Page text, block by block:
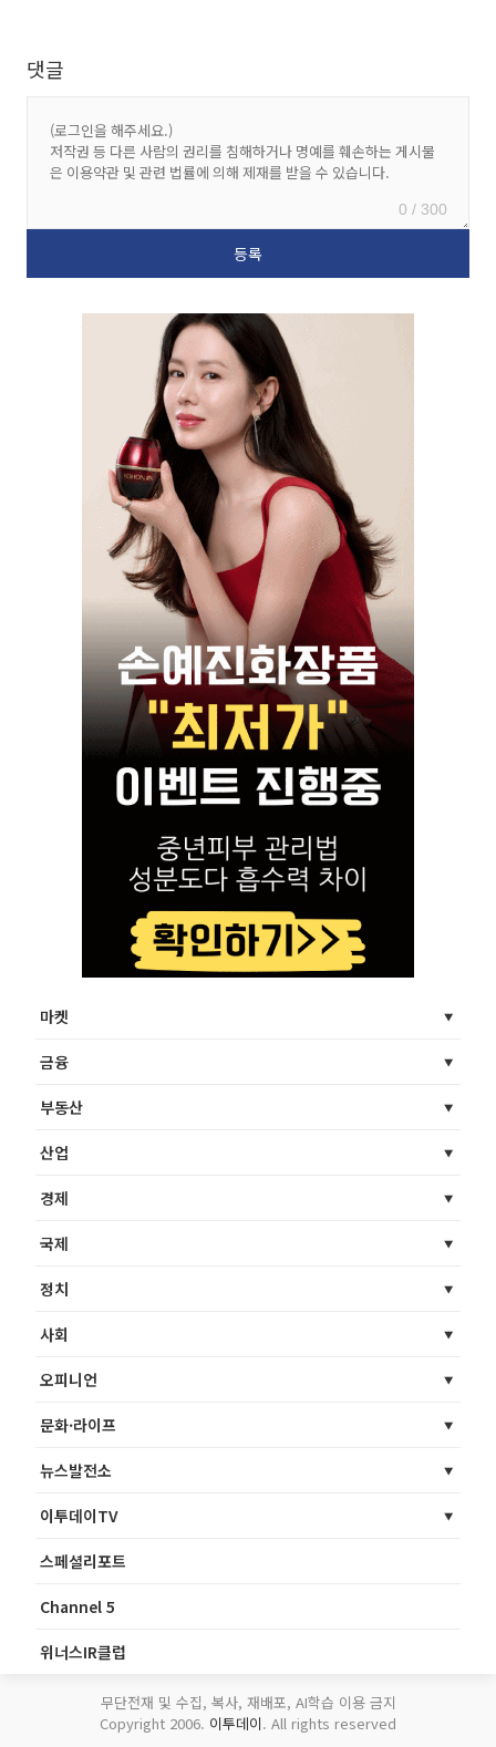
댓글
0 / 300
마켓
금융
부동산
산업
경제
국제
정치
사회
오피니언
문화·라이프
뉴스발전소
이투데이TV
스페셜리포트
Channel 5
위너스IR클럽
무단전재 및 수집, 복사, 재배포, AI학습 이용 금지
Copyright 2006. 이투데이. All rights reserved